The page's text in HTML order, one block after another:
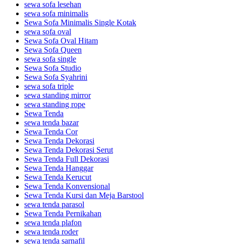
sewa sofa lesehan
sewa sofa minimalis
Sewa Sofa Minimalis Single Kotak
sewa sofa oval
Sewa Sofa Oval Hitam
Sewa Sofa Queen
sewa sofa single
Sewa Sofa Studio
Sewa Sofa Syahrini
sewa sofa triple
sewa standing mirror
sewa standing rope
Sewa Tenda
sewa tenda bazar
Sewa Tenda Cor
Sewa Tenda Dekorasi
Sewa Tenda Dekorasi Serut
Sewa Tenda Full Dekorasi
Sewa Tenda Hanggar
Sewa Tenda Kerucut
Sewa Tenda Konvensional
Sewa Tenda Kursi dan Meja Barstool
sewa tenda parasol
Sewa Tenda Pernikahan
sewa tenda plafon
sewa tenda roder
sewa tenda sarnafil